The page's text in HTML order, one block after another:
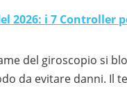
2026: i 7 Controller
del giroscopio si
da evitare danni. Il